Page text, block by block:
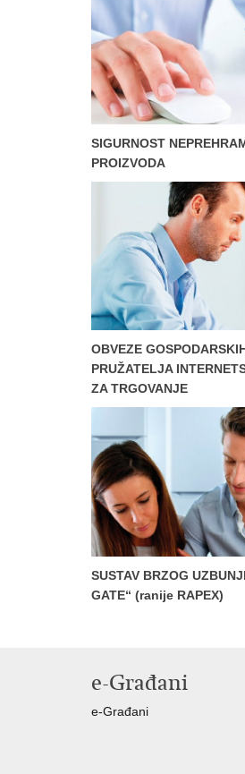
SIGURNOST
PROIZVODA
OBVEZE
PRUŽATELJA
ZA TRGOVANJE
SUSTAV BRZOG
GATE“ (ranije RAPEX)
e-Građani
e-Građani